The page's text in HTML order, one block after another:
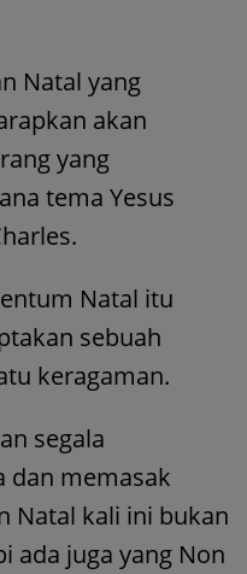
Natal yang
akan
yang
tema Yesus
Natal itu
sebuah
keragaman.
segala
dan memasak
Natal kali ini bukan
ada juga yang Non